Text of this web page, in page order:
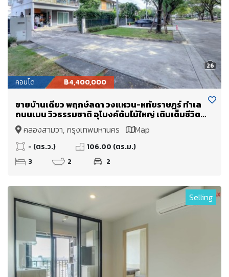
26
คอนโด ฿4,400,000
ขายบ้านเดี่ยว พฤกษ์ลดา วงแหวน-หทัยราษฎร์ ทำเล
ถนนเมน วิวธรรมชาติ อุโมงค์ต้นไม้ใหญ่ เติมเต็มชีวิต
ด้วยความสงบและผ่อนคลาย
คลองสามวา, กรุงเทพมหานคร Map
- (ตร.ว.)
106.00 (ตร.ม.)
3
2 2
Selling